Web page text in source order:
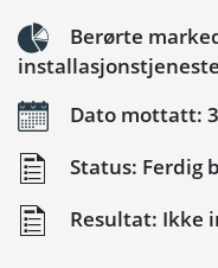
Berørte
Dato mottatt:
Status: Ferdig
Resultat: Ikke